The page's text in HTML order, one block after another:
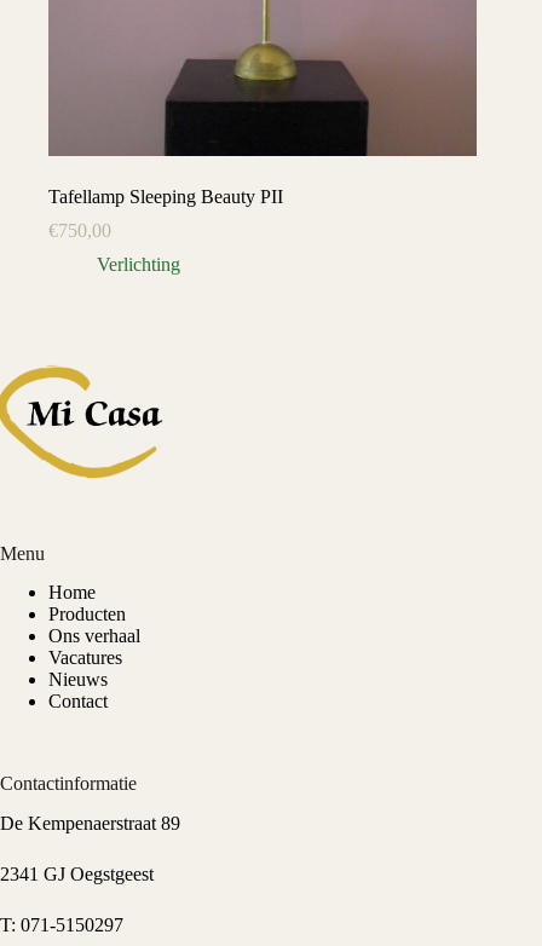
Tafellamp Sleeping Beauty PII
€750,00
Verlichting
Menu
Home
Producten
Ons verhaal
Vacatures
Nieuws
Contact
Contactinformatie
De Kempenaerstraat 89
2341 GJ Oegstgeest
T: 071-5150297